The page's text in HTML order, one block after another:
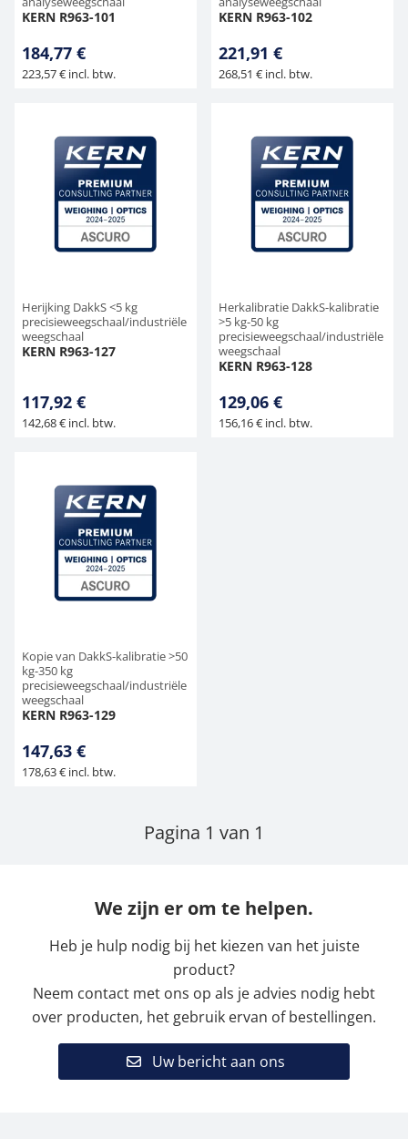
KERN R963-101
184,77 €
223,57 € incl. btw.
KERN R963-102
221,91 €
268,51 € incl. btw.
Herijking DakkS <5 kg
precisieweegschaal/industriële
weegschaal
KERN R963-127
117,92 €
142,68 € incl. btw.
Herkalibratie DakkS-kalibratie
>5 kg-50 kg
precisieweegschaal/industriële
weegschaal
KERN R963-128
129,06 €
156,16 € incl. btw.
Kopie van DakkS-kalibratie >50
kg-350 kg
precisieweegschaal/industriële
weegschaal
KERN R963-129
147,63 €
178,63 € incl. btw.
Pagina 1 van 1
We zijn er om te helpen.
Heb je hulp nodig bij het kiezen van het juiste
product?
Neem contact met ons op als je advies nodig hebt
over producten, het gebruik ervan of bestellingen.
Uw bericht aan ons